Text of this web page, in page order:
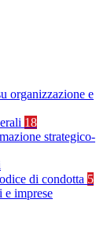
organizzazione e
18
strategico-
di condotta 5
imprese